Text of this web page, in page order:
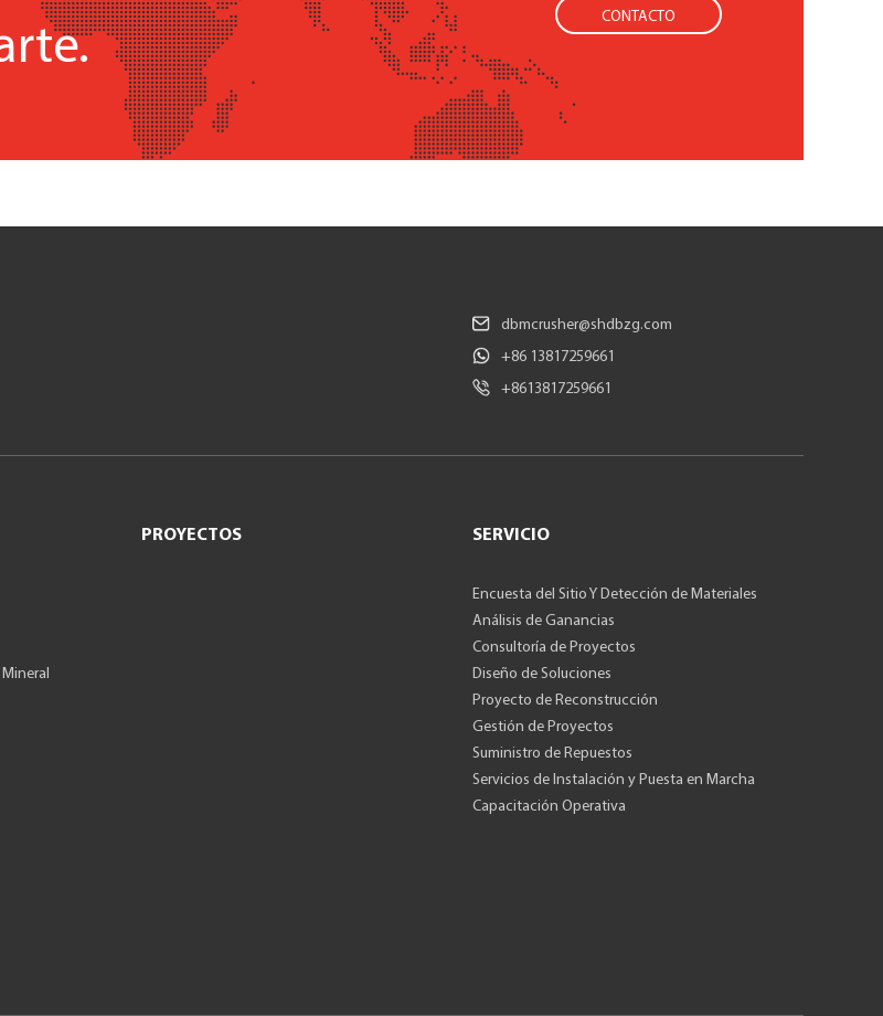
CONTACTO
dbmcrusher@shdbzg.com
+86 13817259661
+8613817259661
PROYECTOS SERVICIO
Encuesta del Sitio Y Detección de Materiales
Análisis de Ganancias
Consultoría de Proyectos
Diseño de Soluciones
Proyecto de Reconstrucción
Gestión de Proyectos
Suministro de Repuestos
Servicios de Instalación y Puesta en Marcha
Capacitación Operativa